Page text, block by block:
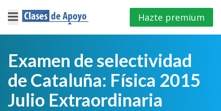
×
Iniciar
sesión
Hazte premium
Examen de selectividad
de Cataluña: Física 2015
Julio Extraordinaria